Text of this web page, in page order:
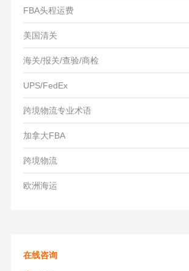
FBA头程运费
美国清关
海关/报关/查验/商检
UPS/FedEx
跨境物流专业术语
加拿大FBA
跨境物流
欧洲海运
在线咨询